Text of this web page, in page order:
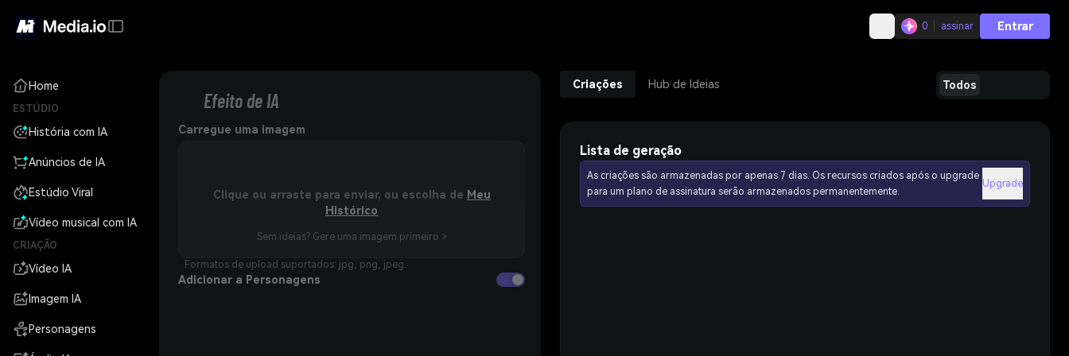
0 assinar Entrar
Home
ESTÚDIO
História com IA
Anúncios de IA
Estúdio Viral
Vídeo musical com IA
CRIAÇÃO
Vídeo IA
Imagem IA
Personagens
Efeito de IA
Carregue uma imagem
Clique ou arraste para enviar, ou escolha de Meu
Histórico
Sem ideias? Gere uma imagem primeiro >
Formatos de upload suportados: jpg, png, jpeg.
Adicionar a Personagens
Criações Hub de Ideias Todos
Lista de geração
As criações são armazenadas por apenas 7 dias. Os recursos criados após o upgrade
para um plano de assinatura serão armazenados permanentemente.
Upgrade